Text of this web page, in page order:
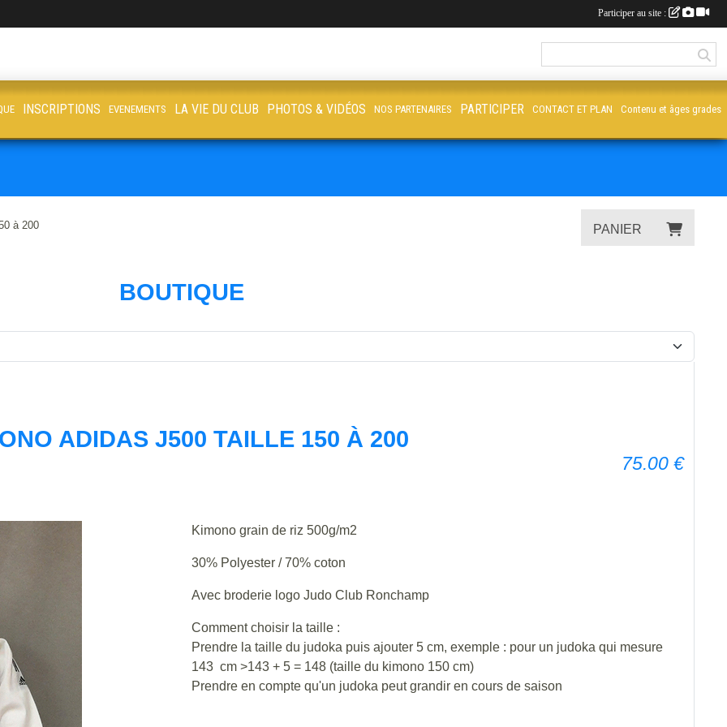
à 200 PANIER
BOUTIQUE
ADIDAS J500 TAILLE 150 À 200
75.00 €
Kimono grain de riz 500g/m2
30% Polyester / 70% coton
Avec broderie logo Judo Club Ronchamp
Comment choisir la taille :
Prendre la taille du judoka puis ajouter 5 cm, exemple : pour un judoka qui mesure
143 cm >143 + 5 = 148 (taille du kimono 150 cm)
Prendre en compte qu'un judoka peut grandir en cours de saison
INSCRIPTIONS EVENEMENTS LA VIE DU CLUB PHOTOS & VIDÉOS NOS PARTENAIRES PARTICIPER CONTACT ET PLAN Contenu et âges grades
Participer au site :